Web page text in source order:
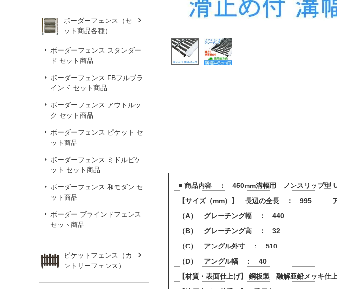
ボーダーフェンス（セ
ット商品各種）
ボーダーフェンス スタンダー
ド セット商品
ボーダーフェンス FBフルブラ
インド セット商品
ボーダーフェンス アウトルッ
ク セット商品
ボーダーフェンス ピケット セ
ット商品
ボーダーフェンス ミドルピケ
ット セット商品
ボーダーフェンス 和モダン セ
ット商品
ボーダー ブラインドフェンス
セット商品
ピケットフェンス（カ
ントリーフェンス）
■ 商品内容 ： 450mm溝幅用 ノンスリップ型
【サイズ（mm）】 長辺の全長 ： 995
（A） グレーチング幅 ： 440
（B） グレーチング高 ： 32
（C） アングル外寸 ： 510
（D） アングル幅 ： 40
【材質・表面仕上げ】 鋼板製 融解亜鉛メッキ仕